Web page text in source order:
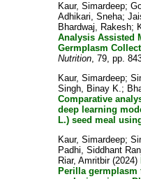
Kaur, Simardeep;
Adhikari, Sneha;
Bhardwaj, Rakesh;
Analysis Assisted
Germplasm
Nutrition, 79, pp.
Kaur, Simardeep;
Singh, Binay K.;
Comparative
deep learning
L.) seed meal
Kaur, Simardeep;
Padhi, Siddhant
Riar, Amritbir(2024)
Perilla